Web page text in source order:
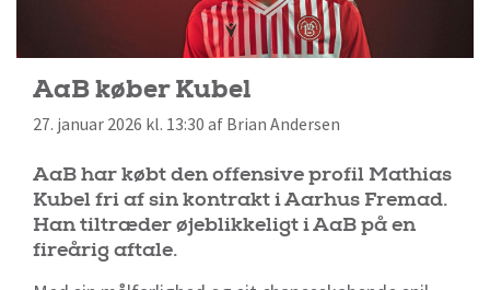
AaB køber Kubel
27. januar 2026 kl. 13:30 af Brian Andersen
AaB har købt den offensive profil Mathias
Kubel fri af sin kontrakt i Aarhus Fremad.
Han tiltræder øjeblikkeligt i AaB på en
fireårig aftale.